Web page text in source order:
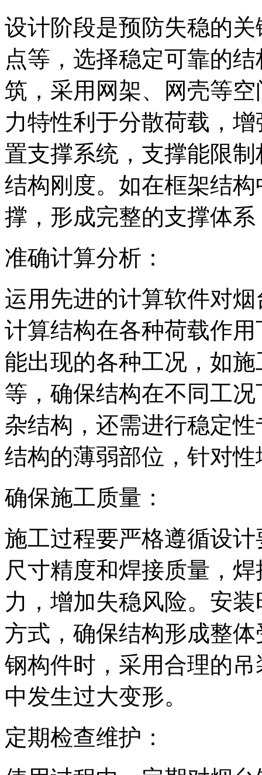
设计阶段是预防失稳的
点等，选择稳定可靠的
筑，采用网架、网壳等
力特性利于分散荷载，
置支撑系统，支撑能限
结构刚度。如在框架结
撑，形成完整的支撑体
准确计算分析：
运用先进的计算软件对
计算结构在各种荷载作
能出现的各种工况，如
等，确保结构在不同工
杂结构，还需进行稳定
结构的薄弱部位，针对
确保施工质量：
施工过程要严格遵循设
尺寸精度和焊接质量，
力，增加失稳风险。安
方式，确保结构形成整
钢构件时，采用合理的
中发生过大变形。
定期检查维护：